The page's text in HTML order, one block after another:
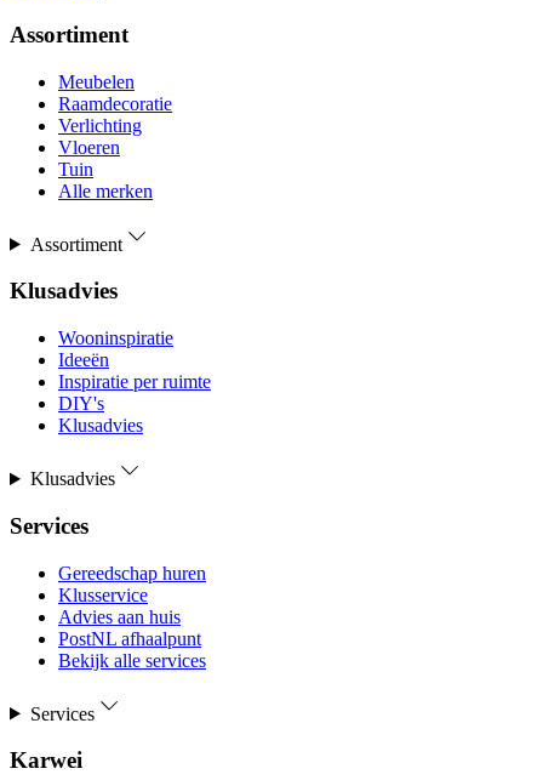
Assortiment
Meubelen
Raamdecoratie
Verlichting
Vloeren
Tuin
Alle merken
Assortiment
Klusadvies
Wooninspiratie
Ideeën
Inspiratie per ruimte
DIY's
Klusadvies
Klusadvies
Services
Gereedschap huren
Klusservice
Advies aan huis
PostNL afhaalpunt
Bekijk alle services
Services
Karwei